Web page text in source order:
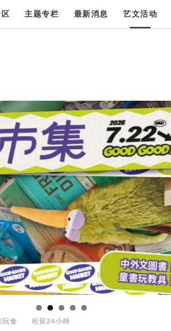
主题专栏 最新消息 艺文活动
玩食 松菸24小時